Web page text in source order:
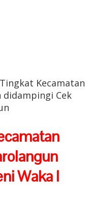
Kecamatan
didampingi Cek
Waka l